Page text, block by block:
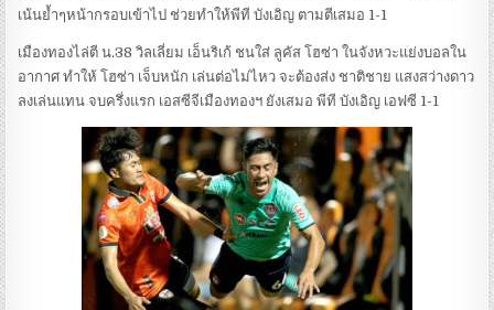
เน้นย้ำๆหน้ากรอบเข้าไป ช่วยทำให้พีที บังเอิญ ตามตีเสมอ 1-1
เมืองทองไล่ตี น.38 วิลเลี่ยม เอ็นริเก้ ชนใส่ ลูคัส โฮซ่า ในจังหวะแย่งบอลใน
อากาศ ทำให้ โฮซ่า เจ็บหนัก เล่นต่อไม่ไหว จะต้องส่ง ชาติชาย แสงสว่างดาว
ลงเล่นแทน จบครึ่งแรก เอสซีจีเมืองทองฯ ยังเสมอ พีที บังเอิญ เอฟซี 1-1